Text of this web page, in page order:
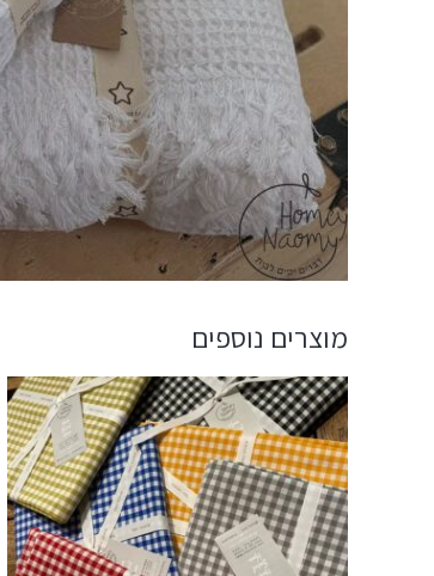
מוצרים נוספים